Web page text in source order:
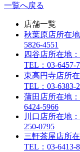
一覧へ戻る
店舗一覧
秋葉原店所在
5826-4551
四谷店所在地
TEL：03-6457-
東高円寺店所
TEL：03-6383-
蒲田店所在地
6424-5966
川口店所在地
250-0795
三軒茶屋店所
TEL：03-6413-